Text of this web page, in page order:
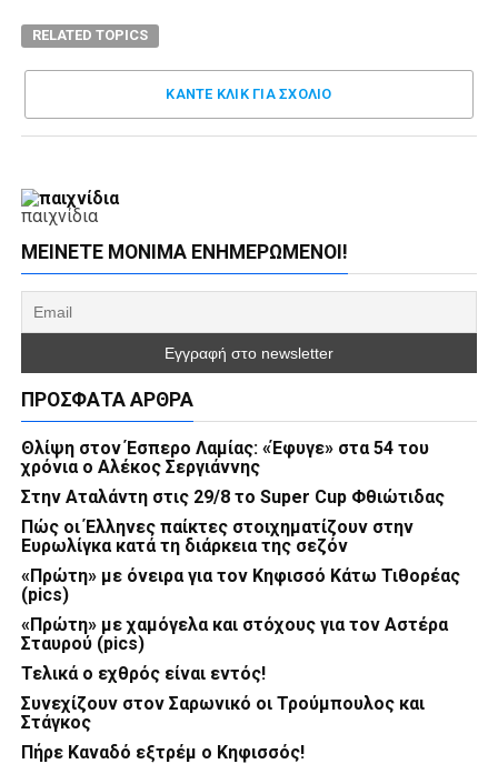
RELATED TOPICS
ΚΑΝΤΕ ΚΛΊΚ ΓΙΑ ΣΧΌΛΙΟ
παιχνίδια
ΜΕΊΝΕΤΕ ΜΌΝΙΜΑ ΕΝΗΜΕΡΏΜΕΝΟΙ!
ΠΡΌΣΦΑΤΑ ΆΡΘΡΑ
Θλίψη στον Έσπερο Λαμίας: «Έφυγε» στα 54 του
χρόνια ο Αλέκος Σεργιάννης
Στην Αταλάντη στις 29/8 το Super Cup Φθιώτιδας
Πώς οι Έλληνες παίκτες στοιχηματίζουν στην
Ευρωλίγκα κατά τη διάρκεια της σεζόν
«Πρώτη» με όνειρα για τον Κηφισσό Κάτω Τιθορέας
(pics)
«Πρώτη» με χαμόγελα και στόχους για τον Αστέρα
Σταυρού (pics)
Τελικά ο εχθρός είναι εντός!
Συνεχίζουν στον Σαρωνικό οι Τρούμπουλος και
Στάγκος
Πήρε Καναδό εξτρέμ ο Κηφισσός!